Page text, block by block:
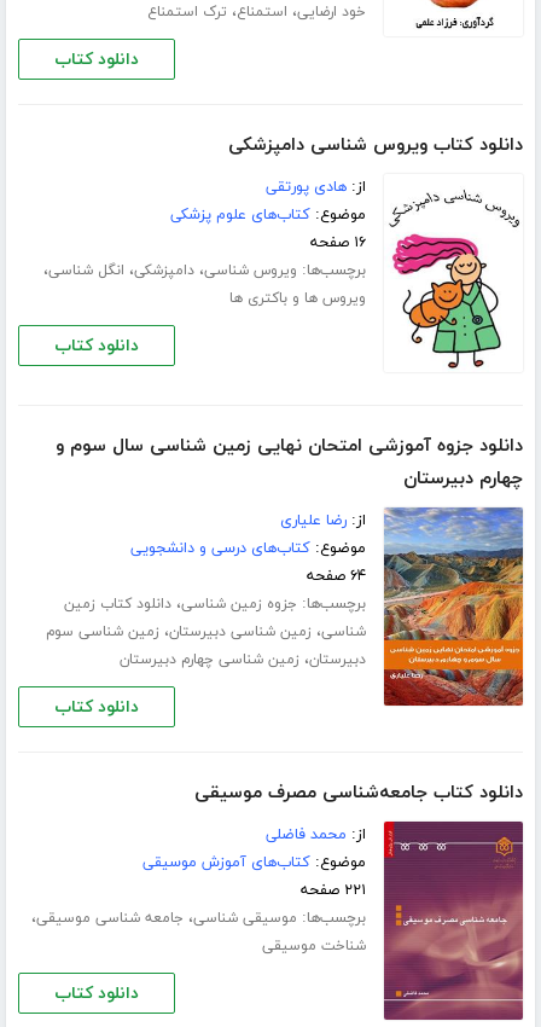
خود ارضایی، استمناع، ترک استمناع
دانلود کتاب
دانلود کتاب ویروس شناسی دامپزشکی
از:هادی پورتقی
موضوع:کتاب‌های علوم پزشکی
۱۶ صفحه
برچسب‌ها: ویروس شناسی،دامپزشکی، انگل شناسی،
ویروس ها و باکتری ها
دانلود کتاب
دانلود جزوه آموزشی امتحان نهایی زمین شناسی سال سوم و
چهارم دبیرستان
از:رضا علیاری
موضوع:کتاب‌های درسی و دانشجویی
۶۴ صفحه
برچسب‌ها: جزوه زمین شناسی،دانلود کتاب زمین
شناسی، زمین شناسی دبیرستان، زمین شناسی سوم
دبیرستان، زمین شناسی چهارم دبیرستان
دانلود کتاب
دانلود کتاب جامعه‌شناسی مصرف موسیقی
از: محمد فاضلی
موضوع:کتاب‌های آموزش موسیقی
۲۲۱ صفحه
برچسب‌ها: موسیقی شناسی، جامعه شناسی موسیقی،
شناخت موسیقی
دانلود کتاب